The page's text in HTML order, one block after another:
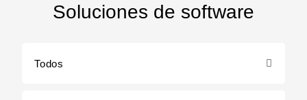
Soluciones de software
Todos